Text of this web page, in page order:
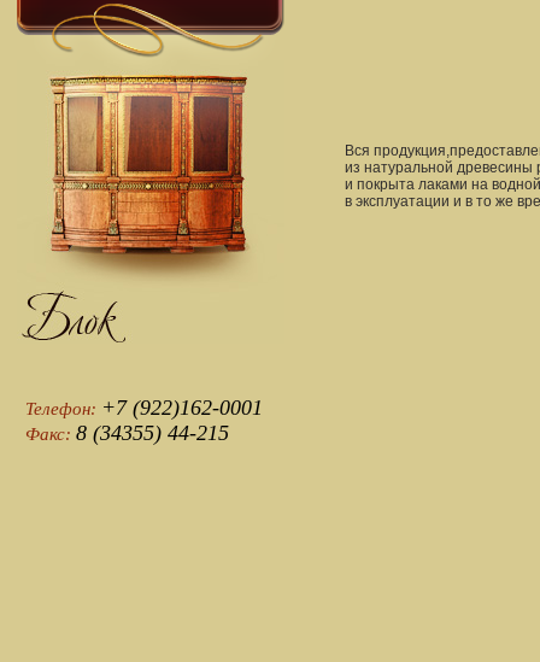
Телефон: +7 (922)162-0001
Факс: 8 (34355) 44-215
Вся
из натуральной древесины
и покрыта лаками на
в эксплуатации и в то же